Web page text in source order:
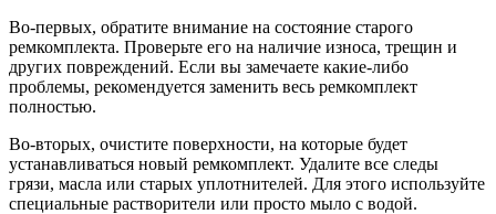
Во-первых, обратите внимание на состояние старого
ремкомплекта. Проверьте его на наличие износа, трещин и
других повреждений. Если вы замечаете какие-либо
проблемы, рекомендуется заменить весь ремкомплект
полностью.
Во-вторых, очистите поверхности, на которые будет
устанавливаться новый ремкомплект. Удалите все следы
грязи, масла или старых уплотнителей. Для этого используйте
специальные растворители или просто мыло с водой.